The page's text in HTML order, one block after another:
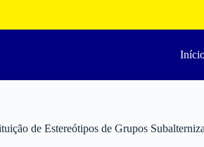
de Estereótipos de Grupos